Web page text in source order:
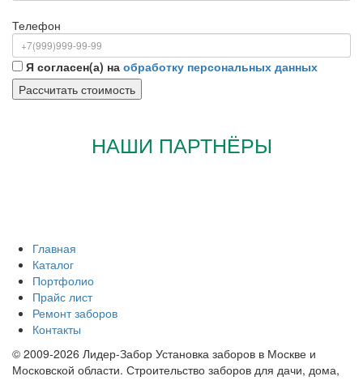
Телефон
Я согласен(а) на обработку персональных данных
НАШИ ПАРТНЁРЫ
Главная
Каталог
Портфолио
Прайс лист
Ремонт заборов
Контакты
© 2009-2026 Лидер-Забор Установка заборов в Москве и
Московской области. Строительство заборов для дачи, дома,